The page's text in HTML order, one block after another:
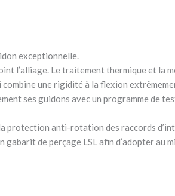
exceptionnelle.
l’alliage. Le traitement thermique et
combine une rigidité à la flexion
ses guidons avec un programme de
protection anti-rotation des raccords
gabarit de perçage LSL afin d’adopter